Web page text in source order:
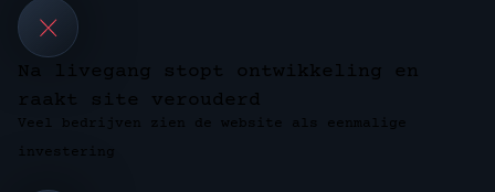
Na livegang stopt ontwikkeling en
raakt site verouderd
Veel bedrijven zien de website als eenmalige
investering